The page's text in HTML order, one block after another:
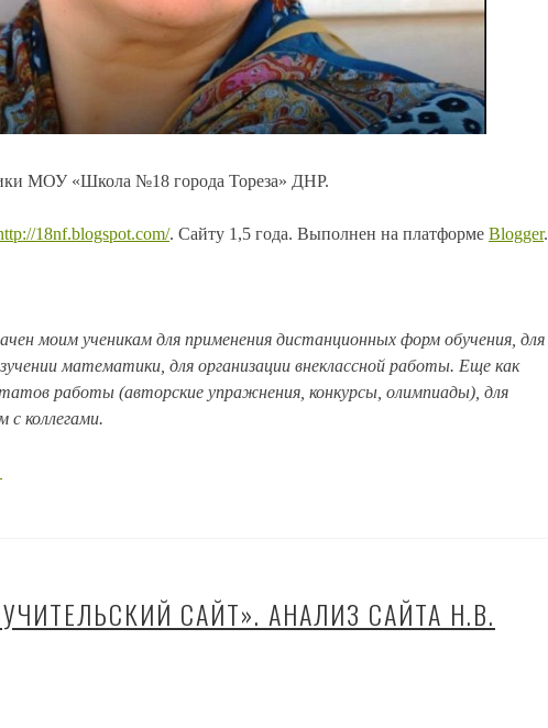
МОУ «Школа №18 города Тореза» ДНР.
18nf.blogspot.com/. Сайту 1,5 года. Выполнен на платформе Blogger.
моим ученикам для применения дистанционных форм обучения, для
математики, для организации внеклассной работы. Еще как
работы (авторские упражнения, конкурсы, олимпиады), для
коллегами.
САЙТ». АНАЛИЗ САЙТА Н.В.